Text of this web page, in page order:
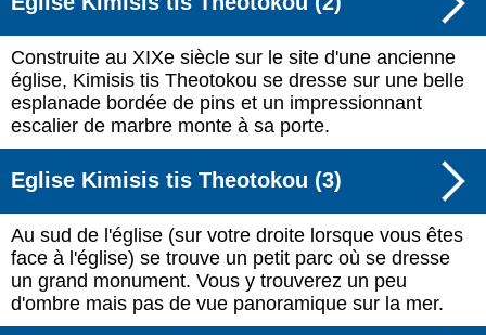
Construite au XIXe siècle sur le site d'une ancienne
église, Kimisis tis Theotokou se dresse sur une belle
esplanade bordée de pins et un impressionnant
escalier de marbre monte à sa porte.
Eglise Kimisis tis Theotokou (3)
Au sud de l'église (sur votre droite lorsque vous êtes
face à l'église) se trouve un petit parc où se dresse
un grand monument. Vous y trouverez un peu
d'ombre mais pas de vue panoramique sur la mer.